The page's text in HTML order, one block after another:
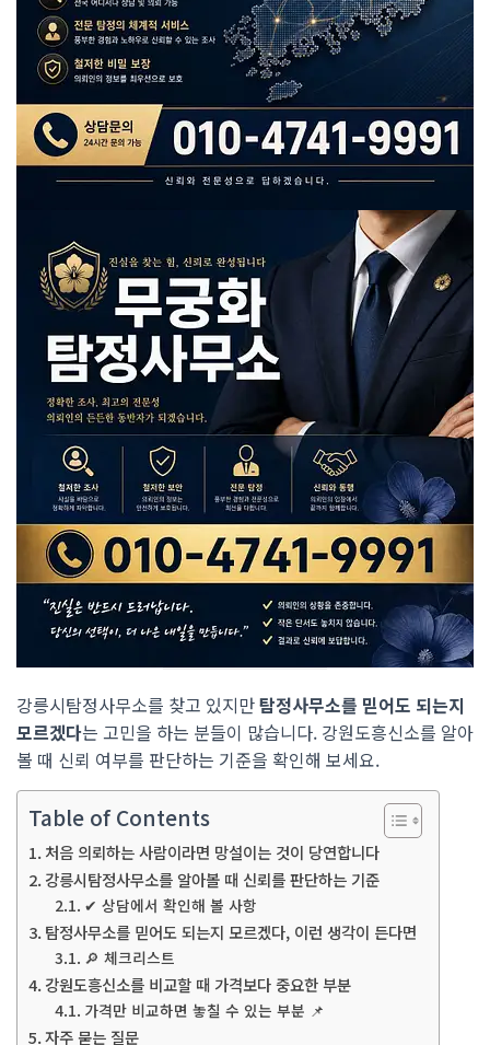
강릉시탐정사무소를 찾고 있지만탐정사무소를 믿어도 되는지
모르겠다는 고민을 하는 분들이 많습니다. 강원도흥신소를 알아
볼 때 신뢰 여부를 판단하는 기준을 확인해 보세요.
Table of Contents
처음 의뢰하는 사람이라면 망설이는 것이 당연합니다
강릉시탐정사무소를 알아볼 때 신뢰를 판단하는 기준
✔ 상담에서 확인해 볼 사항
탐정사무소를 믿어도 되는지 모르겠다, 이런 생각이 든다면
🔎 체크리스트
강원도흥신소를 비교할 때 가격보다 중요한 부분
가격만 비교하면 놓칠 수 있는 부분 📌
자주 묻는 질문